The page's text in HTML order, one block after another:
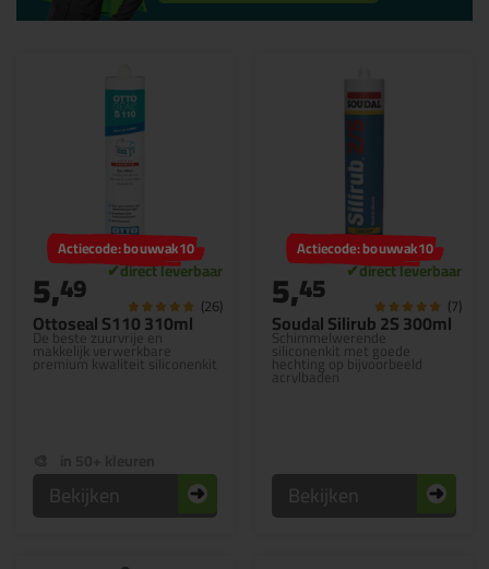
Ottoseal S110 310ml
De beste zuurvrije en
makkelijk verwerkbare
premium kwaliteit siliconenkit
Actiecode: bouwvak10
5,49 (26)
Bekijken
Soudal Silirub 2S 300ml
Schimmelwerende
siliconenkit met goede
hechting op bijvoorbeeld
acrylbaden
Actiecode: bouwvak10
5,45 (7)
Bekijken